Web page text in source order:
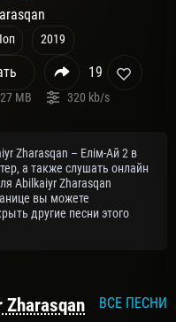
2019
19
MB 320 kb/s
Zharasqan – Елім-Ай 2 в
а также слушать онлайн
Abilkaiyr Zharasqan
вы можете
другие песни этого
ВСЕ ПЕСНИ